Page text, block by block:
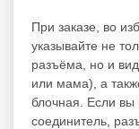
При заказе, во
указывайте не
разъёма, но и вид
или мама), а
блочная. Если вы
соединитель,